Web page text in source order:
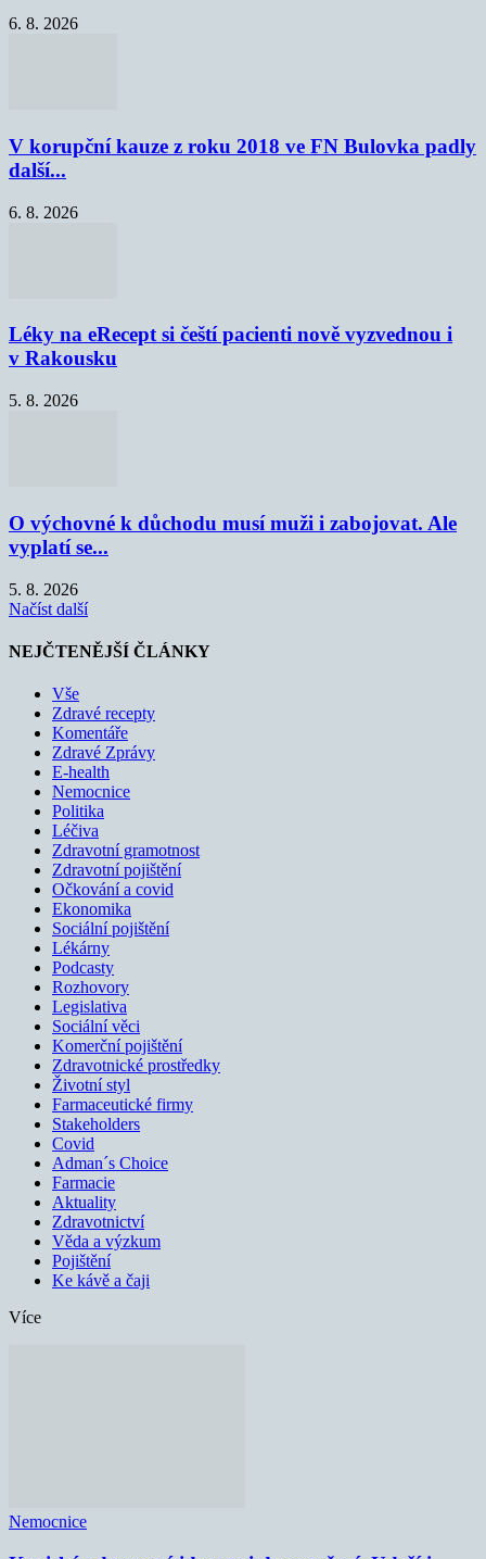
6. 8. 2026
V korupční kauze z roku 2018 ve FN Bulovka padly
další...
6. 8. 2026
Léky na eRecept si čeští pacienti nově vyzvednou i
v Rakousku
5. 8. 2026
O výchovné k důchodu musí muži i zabojovat. Ale
vyplatí se...
5. 8. 2026
Načíst další
NEJČTENĚJŠÍ ČLÁNKY
Vše
Zdravé recepty
Komentáře
Zdravé Zprávy
E-health
Nemocnice
Politika
Léčiva
Zdravotní gramotnost
Zdravotní pojištění
Očkování a covid
Ekonomika
Sociální pojištění
Lékárny
Podcasty
Rozhovory
Legislativa
Sociální věci
Komerční pojištění
Zdravotnické prostředky
Životní styl
Farmaceutické firmy
Stakeholders
Covid
Adman´s Choice
Farmacie
Aktuality
Zdravotnictví
Věda a výzkum
Pojištění
Ke kávě a čaji
Více
Nemocnice